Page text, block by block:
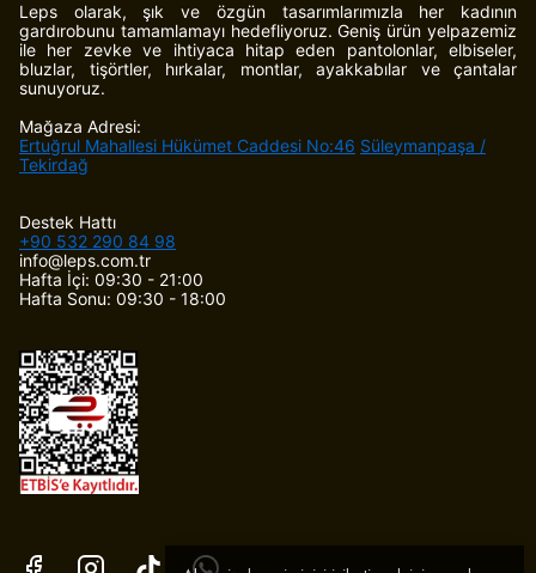
Leps olarak, şık ve özgün tasarımlarımızla her kadının
gardırobunu tamamlamayı hedefliyoruz. Geniş ürün yelpazemiz
ile her zevke ve ihtiyaca hitap eden pantolonlar, elbiseler,
bluzlar, tişörtler, hırkalar, montlar, ayakkabılar ve çantalar
sunuyoruz.
Mağaza Adresi:
Ertuğrul Mahallesi Hükümet Caddesi No:46 Süleymanpaşa /
Tekirdağ
Destek Hattı
+90 532 290 84 98
info@leps.com.tr
Hafta İçi: 09:30 - 21:00
Hafta Sonu: 09:30 - 18:00